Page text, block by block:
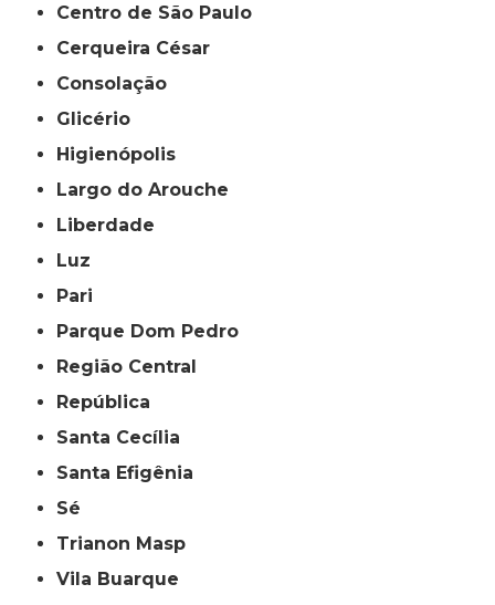
Centro de São Paulo
Cerqueira César
Consolação
Glicério
Higienópolis
Largo do Arouche
Liberdade
Luz
Pari
Parque Dom Pedro
Região Central
República
Santa Cecília
Santa Efigênia
Sé
Trianon Masp
Vila Buarque